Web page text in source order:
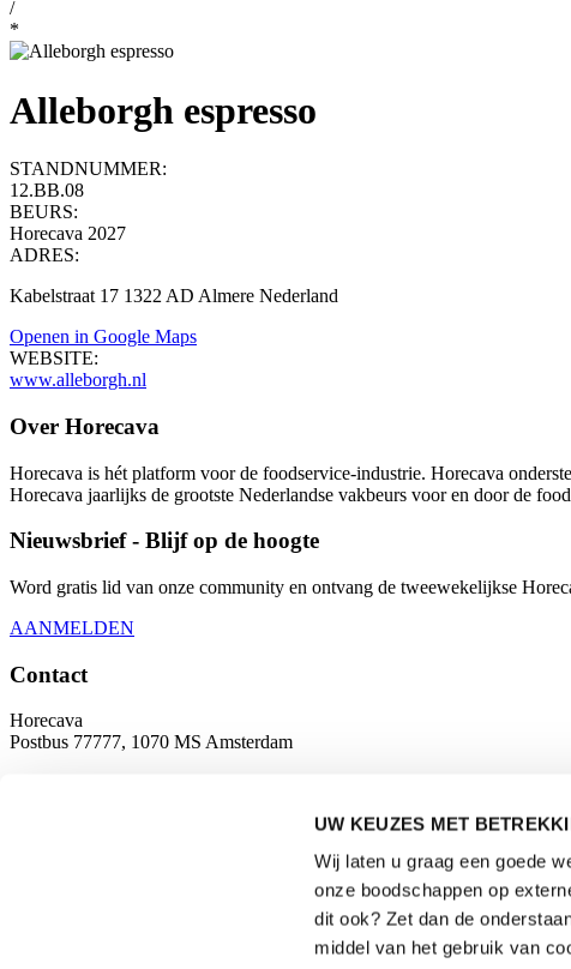
UW KEUZES MET
Wij laten u graag een goede
onze boodschappen op
dit ook? Zet dan de
middel van het gebruik van
/
*
Alleborgh espresso
STANDNUMMER:
12.BB.08
BEURS:
Horecava 2027
ADRES:
Kabelstraat 17 1322 AD Almere Nederland
Openen in Google Maps
WEBSITE:
www.alleborgh.nl
Over Horecava
Horecava is hét platform voor de foodservice-industrie. Horecava
Horecava jaarlijks de grootste Nederlandse vakbeurs voor en door de
Nieuwsbrief - Blijf op de hoogte
Word gratis lid van onze community en ontvang de tweewekelijkse
AANMELDEN
Contact
Horecava
Postbus 77777, 1070 MS Amsterdam